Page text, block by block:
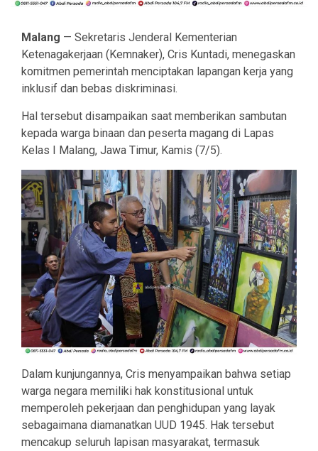
Malang — Sekretaris Jenderal Kementerian
Ketenagakerjaan (Kemnaker), Cris Kuntadi, menegaskan
komitmen pemerintah menciptakan lapangan kerja yang
inklusif dan bebas diskriminasi.
Hal tersebut disampaikan saat memberikan sambutan
kepada warga binaan dan peserta magang di Lapas
Kelas I Malang, Jawa Timur, Kamis (7/5).
Dalam kunjungannya, Cris menyampaikan bahwa setiap
warga negara memiliki hak konstitusional untuk
memperoleh pekerjaan dan penghidupan yang layak
sebagaimana diamanatkan UUD 1945. Hak tersebut
mencakup seluruh lapisan masyarakat, termasuk